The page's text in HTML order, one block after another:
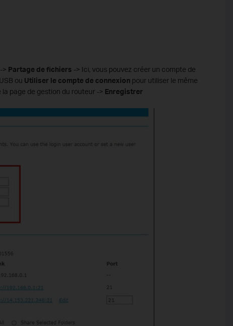
-> Partage de fichiers -> Ici, vous pouvez créer un compte de
ou Utiliser le compte de connexion pour utiliser le même
page de gestion du routeur -> Enregistrer